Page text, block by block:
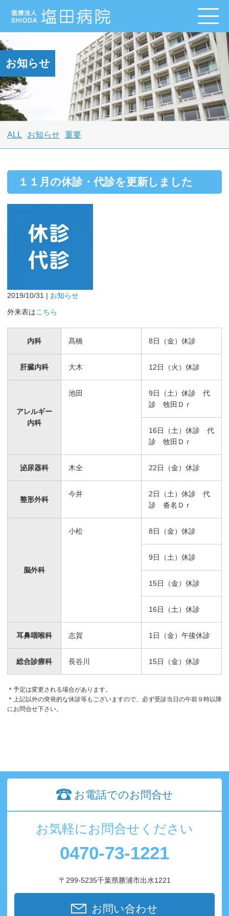
お知らせ
ALL お知らせ 重要
１１月の休診・代診を更新しました
2019/10/31 | お知らせ
外来表はこちら
内科 髙橋 8日（金）休診
肝臓内科 大木 12日（火）休診
アレルギー
内科
池田
9日（土）休診 代
診 牧田Ｄｒ
16日（土）休診 代
診 牧田Ｄｒ
泌尿器科 木全 22日（金）休診
整形外科
今井
2日（土）休診 代
診 沓名Ｄｒ
脳外科
小松 8日（金）休診
9日（土）休診
15日（金）休診
16日（土）休診
耳鼻咽喉科 志賀 1日（金）午後休診
総合診療科 長谷川 15日（金）休診
＊予定は変更される場合があります。
＊上記以外の突発的な休診等もございますので、必ず受診当日の午前９時以降
にお問合せ下さい。
お電話でのお問合せ
お気軽にお問合せください
0470-73-1221
〒299-5235千葉県勝浦市出水1221
お問い合わせ